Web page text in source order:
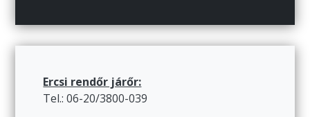
Ercsi rendőr járőr:
Tel.: 06-20/3800-039